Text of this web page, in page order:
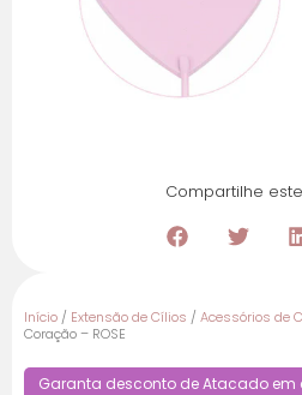
Compartilhe
Início / Extensão de Cílios / Acessórios de
Coração – ROSE
Garanta desconto de Atacado